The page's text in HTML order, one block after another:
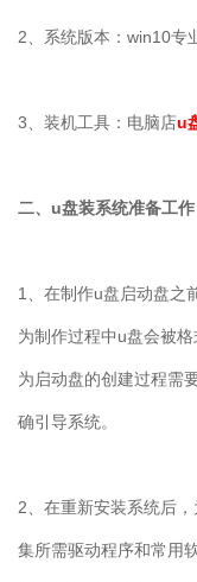
2、系统版本：win10专
3、装机工具：电脑店u
二、u盘装系统准备工作
1、在制作u盘启动盘之
为制作过程中u盘会被
为启动盘的创建过程需
确引导系统。
2、在重新安装系统后
集所需驱动程序和常用